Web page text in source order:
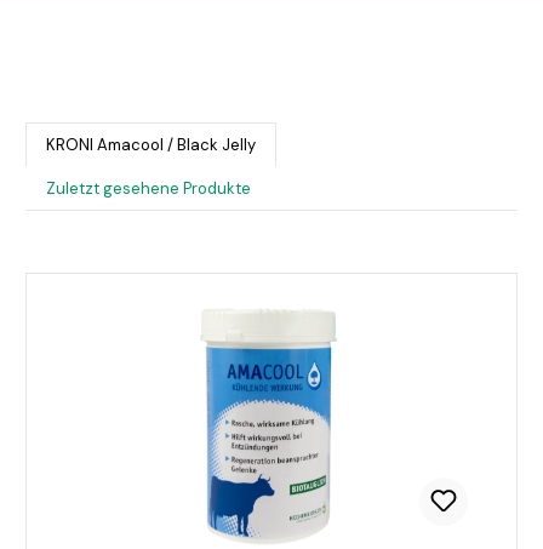
KRONI Amacool / Black Jelly
Zuletzt gesehene Produkte